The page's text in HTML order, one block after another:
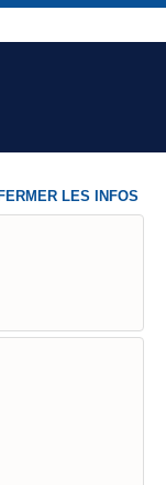
FERMER LES INFOS